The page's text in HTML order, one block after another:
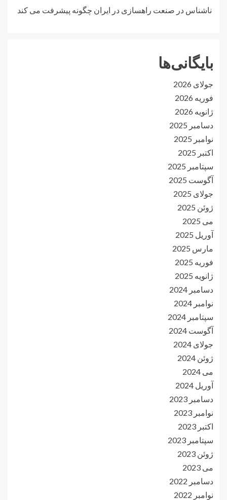
ناشناس در صنعت راهسازی در ایران چگونه پیشرفت می کند
بایگانی‌ها
جولای 2026
فوریه 2026
ژانویه 2026
دسامبر 2025
نوامبر 2025
اکتبر 2025
سپتامبر 2025
آگوست 2025
جولای 2025
ژوئن 2025
می 2025
آوریل 2025
مارس 2025
فوریه 2025
ژانویه 2025
دسامبر 2024
نوامبر 2024
سپتامبر 2024
آگوست 2024
جولای 2024
ژوئن 2024
می 2024
آوریل 2024
دسامبر 2023
نوامبر 2023
اکتبر 2023
سپتامبر 2023
ژوئن 2023
می 2023
دسامبر 2022
نوامبر 2022